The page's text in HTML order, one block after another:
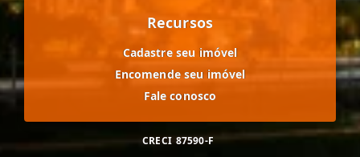
Recursos
Cadastre seu imóvel
Encomende seu imóvel
Fale conosco
CRECI 87590-F